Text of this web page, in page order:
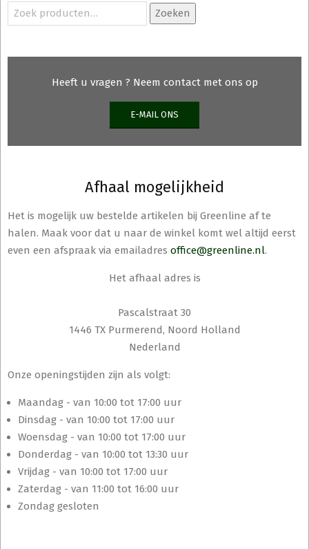
Zoeken
naar:
Zoeken
Heeft u vragen ? Neem contact met ons op
E-MAIL ONS
Afhaal mogelijkheid
Het is mogelijk uw bestelde artikelen bij Greenline af te
halen. Maak voor dat u naar de winkel komt wel altijd eerst
even een afspraak via emailadres office@greenline.nl.
Het afhaal adres is
Pascalstraat 30
1446 TX Purmerend, Noord Holland
Nederland
Onze openingstijden zijn als volgt:
Maandag - van 10:00 tot 17:00 uur
Dinsdag - van 10:00 tot 17:00 uur
Woensdag - van 10:00 tot 17:00 uur
Donderdag - van 10:00 tot 13:30 uur
Vrijdag - van 10:00 tot 17:00 uur
Zaterdag - van 11:00 tot 16:00 uur
Zondag gesloten